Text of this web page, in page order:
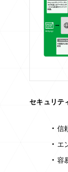
セキュリテ
信
エ
容